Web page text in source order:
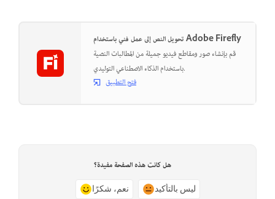
تحويل النص إلى عمل فني باستخدام Adobe Firefly
قم بإنشاء صور ومقاطع فيديو جميلة من المطالبات النصية
باستخدام الذكاء الاصطناعي التوليدي.
فتح التطبيق
هل كانت هذه الصفحة مفيدة؟
نعم، شكرًا ليس بالتأكيد